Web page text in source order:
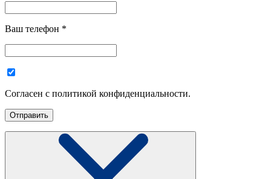
Ваш телефон *
Согласен с политикой конфиденциальности.